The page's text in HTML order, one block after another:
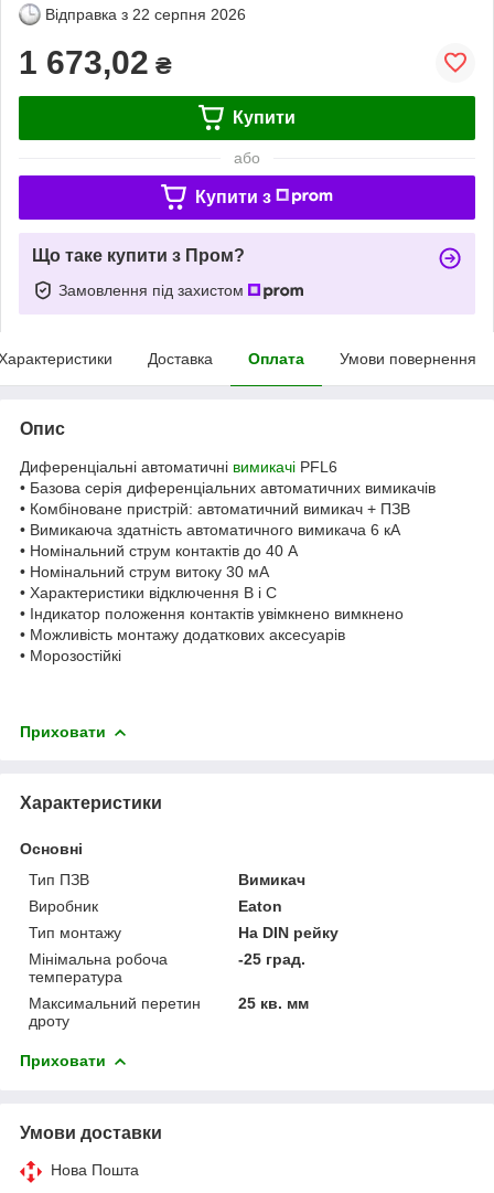
Відправка з 22 серпня 2026
1 673,02 ₴
Купити
або
Купити з
Що таке купити з Пром?
Замовлення під захистом
Доставка Оплата Умови повернення
Опис
Диференціальні автоматичні вимикачі PFL6
• Базова серія диференціальних автоматичних вимикачів
• Комбіноване пристрій: автоматичний вимикач + ПЗВ
• Вимикаюча здатність автоматичного вимикача 6 кА
• Номінальний струм контактів до 40 А
• Номінальний струм витоку 30 мА
• Характеристики відключення B і C
• Індикатор положення контактів увімкнено вимкнено
• Можливість монтажу додаткових аксесуарів
• Морозостійкі
Приховати
Характеристики
Основні
Тип ПЗВ
Вимикач
Виробник
Eaton
Тип монтажу
На DIN рейку
Мінімальна робоча
температура
-25 град.
Максимальний перетин
дроту
25 кв. мм
Приховати
Умови доставки
Нова Пошта